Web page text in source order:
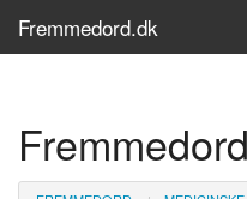
Fremmedord.dk
Søg...
Find bøger